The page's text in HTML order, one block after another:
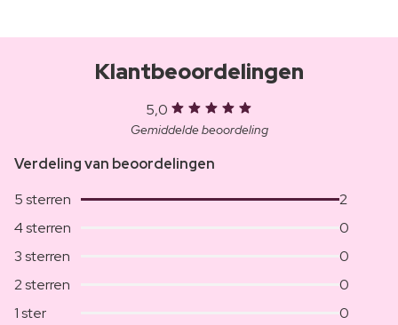
Klantbeoordelingen
5,0
Gemiddelde beoordeling
Verdeling van beoordelingen
5 sterren
2
4 sterren
0
3 sterren
0
2 sterren
0
1 ster
0